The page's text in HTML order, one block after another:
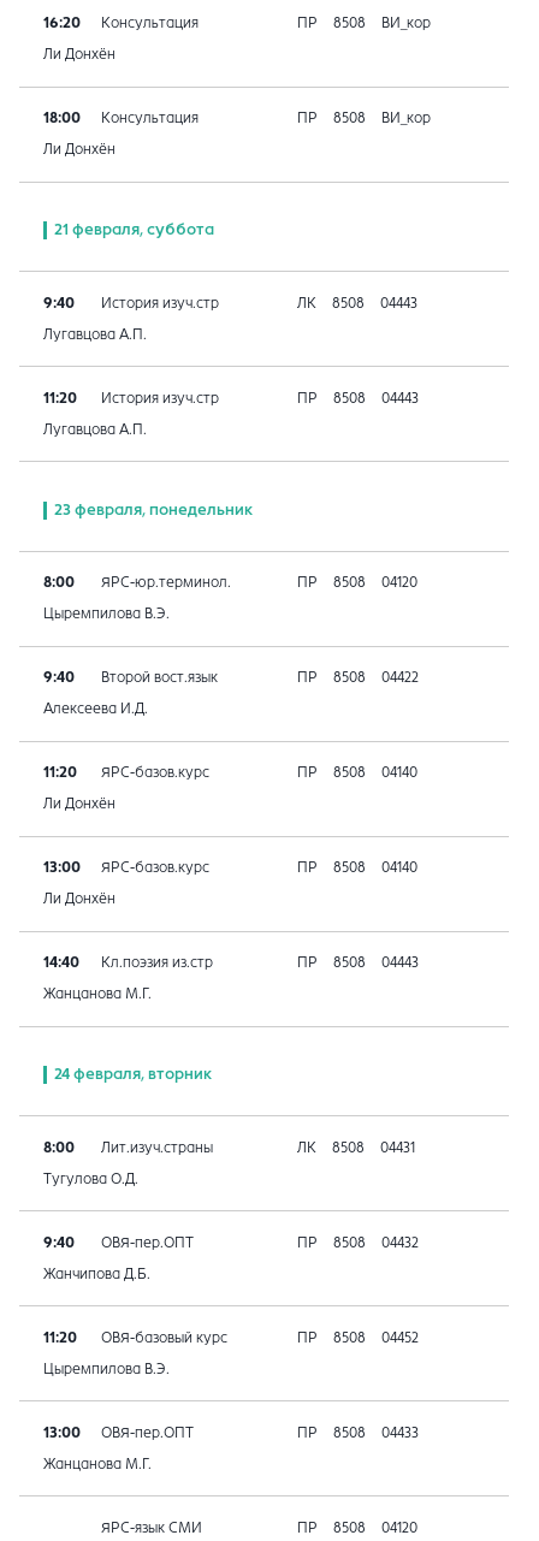
16:20 Консультация ПР 8508 ВИ_кор
Ли Донхён
18:00 Консультация ПР 8508 ВИ_кор
Ли Донхён
21 февраля, суббота
9:40 История изуч.стр ЛК 8508 04443
Лугавцова А.П.
11:20 История изуч.стр ПР 8508 04443
Лугавцова А.П.
23 февраля, понедельник
8:00 ЯРС-юр.терминол. ПР 8508 04120
Цыремпилова В.Э.
9:40 Второй вост.язык ПР 8508 04422
Алексеева И.Д.
11:20 ЯРС-базов.курс ПР 8508 04140
Ли Донхён
13:00 ЯРС-базов.курс ПР 8508 04140
Ли Донхён
14:40 Кл.поэзия из.стр ПР 8508 04443
Жанцанова М.Г.
24 февраля, вторник
8:00 Лит.изуч.страны ЛК 8508 04431
Тугулова О.Д.
9:40 ОВЯ-пер.ОПТ ПР 8508 04432
Жанчипова Д.Б.
11:20 ОВЯ-базовый курс ПР 8508 04452
Цыремпилова В.Э.
13:00 ОВЯ-пер.ОПТ ПР 8508 04433
Жанцанова М.Г.
ЯРС-язык СМИ ПР 8508 04120